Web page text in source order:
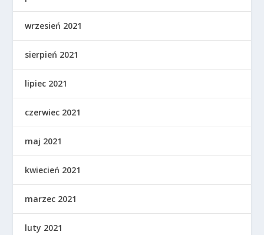
wrzesień 2021
sierpień 2021
lipiec 2021
czerwiec 2021
maj 2021
kwiecień 2021
marzec 2021
luty 2021